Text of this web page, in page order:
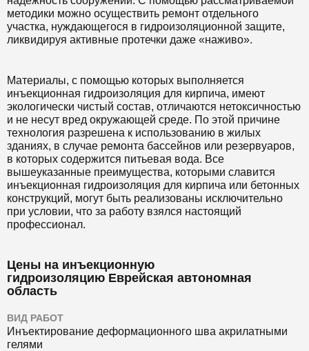
методики можно осуществить ремонт отдельного
участка, нуждающегося в гидроизоляционной защите,
ликвидируя активные протечки даже «наживо».
Материалы, с помощью которых выполняется
инъекционная гидроизоляция для кирпича, имеют
экологически чистый состав, отличаются нетоксичностью
и не несут вред окружающей среде. По этой причине
технология разрешена к использованию в жилых
зданиях, в случае ремонта бассейнов или резервуаров,
в которых содержится питьевая вода. Все
вышеуказанные преимущества, которыми славится
инъекционная гидроизоляция для кирпича или бетонных
конструкций, могут быть реализованы исключительно
при условии, что за работу взялся настоящий
профессионал.
Цены на инъекционную
гидроизоляцию Еврейская автономная
область
ВИД РАБОТ
Инъектирование деформационного шва акрилатными
гелями